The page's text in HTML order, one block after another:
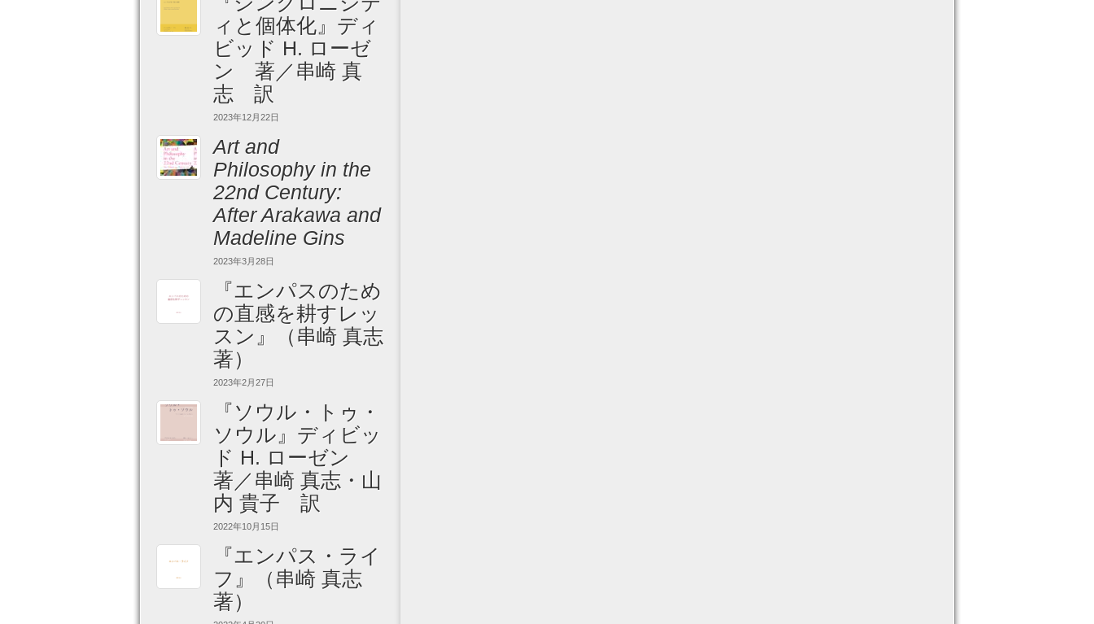
ィと個体化』ディ
ビッド H. ローゼ
ン 著／串崎 真
志 訳
2023年12月22日
Art and
Philosophy in the
22nd Century:
After Arakawa and
Madeline Gins
2023年3月28日
『エンパスのため
の直感を耕すレッ
スン』（串崎 真志
著）
2023年2月27日
『ソウル・トゥ・
ソウル』ディビッ
ド H. ローゼン
著／串崎 真志・山
内 貴子 訳
2022年10月15日
『エンパス・ライ
フ』（串崎 真志
著）